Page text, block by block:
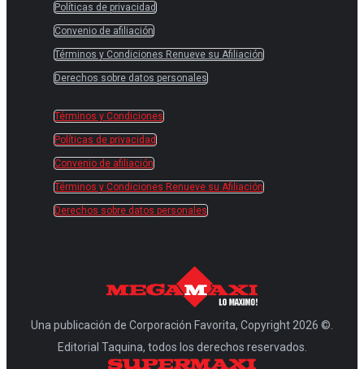
Políticas de privacidad
Convenio de afiliación
Términos y Condiciones Renueve su Afiliación
Derechos sobre datos personales
Términos y Condiciones
Políticas de privacidad
Convenio de afiliación
Términos y Condiciones Renueve su Afiliación
Derechos sobre datos personales
Una publicación de Corporación Favorita, Copyright 2026 ©.
Editorial Taquina, todos los derechos reservados.